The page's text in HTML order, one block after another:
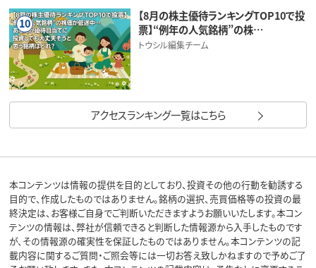
10
【8月の株主優待ランキングTOP10で投
票】“例年の人気銘柄”の株…
トウシル編集チーム
アクセスランキング一覧はこちら
本コンテンツは情報の提供を目的としており、投資その他の行動を勧誘する
目的で、作成したものではありません。銘柄の選択、売買価格等の投資の最
終決定は、お客様ご自身でご判断いただきますようお願いいたします。本コン
テンツの情報は、弊社が信頼できると判断した情報源から入手したものです
が、その情報源の確実性を保証したものではありません。本コンテンツの記
載内容に関するご質問・ご照会等には一切お答え致しかねますので予めご了